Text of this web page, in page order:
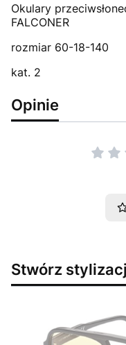
Okulary
FALCONER
rozmiar 60-18-140
kat. 2
Opinie
Stwórz